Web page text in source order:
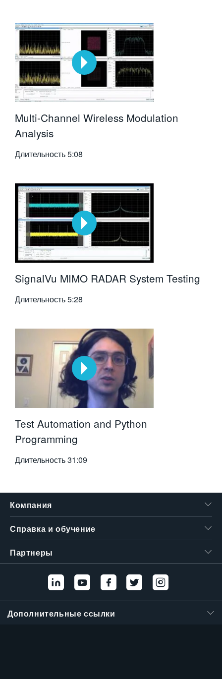
Multi-Channel Wireless Modulation
Analysis
Длительность5:08
SignalVu MIMO RADAR System Testing
Длительность5:28
Test Automation and Python
Programming
Длительность31:09
Компания
Справка и обучение
Партнеры
Дополнительные ссылки